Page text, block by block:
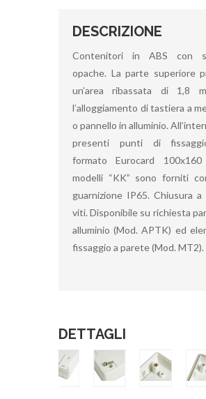
DESCRIZIONE
Contenitori in ABS con
opache. La parte superiore
un’area ribassata di 1,8
l’alloggiamento di tastiera a
o pannello in alluminio.
presenti punti di
formato Eurocard
modelli “KK” sono forniti
guarnizione IP65. Chiusura
viti. Disponibile su richiesta
alluminio (Mod. APTK) ed
fissaggio a parete (Mod. MT2).
DETTAGLI